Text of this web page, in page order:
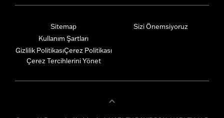
Sitemap
Kullanım Şartları
Gizlilik PolitikasıÇerez Politikası
Çerez Tercihlerini Yönet
Sizi Önemsiyoruz